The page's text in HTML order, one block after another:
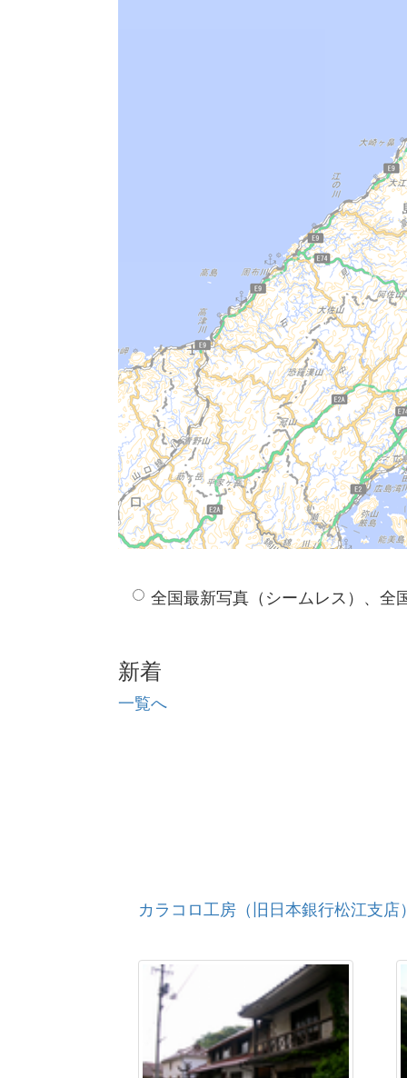
全国最新写真（シームレス）、全
新着
一覧へ
カラコロ工房（旧日本銀行松江支店